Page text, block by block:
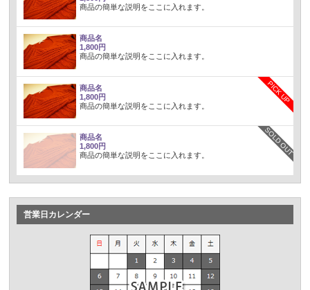
商品の簡単な説明をここに入れます。
商品名
1,800円
商品の簡単な説明をここに入れます。
商品名
1,800円
商品の簡単な説明をここに入れます。
PICK UP
商品名
1,800円
商品の簡単な説明をここに入れます。
SOLD OUT
営業日カレンダー